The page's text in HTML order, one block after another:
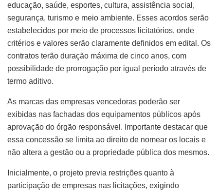
educação, saúde, esportes, cultura, assistência social,
segurança, turismo e meio ambiente. Esses acordos serão
estabelecidos por meio de processos licitatórios, onde
critérios e valores serão claramente definidos em edital. Os
contratos terão duração máxima de cinco anos, com
possibilidade de prorrogação por igual período através de
termo aditivo.
As marcas das empresas vencedoras poderão ser
exibidas nas fachadas dos equipamentos públicos após
aprovação do órgão responsável. Importante destacar que
essa concessão se limita ao direito de nomear os locais e
não altera a gestão ou a propriedade pública dos mesmos.
Inicialmente, o projeto previa restrições quanto à
participação de empresas nas licitações, exigindo